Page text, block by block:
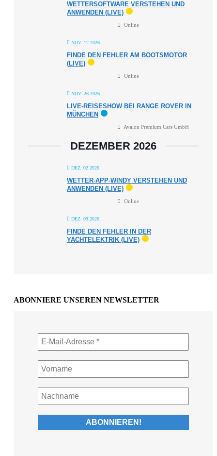
WETTERSOFTWARE VERSTEHEN UND
ANWENDEN (LIVE)
Online
NOV. 12 2026
FINDE DEN FEHLER AM BOOTSMOTOR
(LIVE)
Online
NOV. 26 2026
LIVE-REISESHOW BEI RANGE ROVER IN
MÜNCHEN
Avalon Premium Cars GmbH
DEZEMBER 2026
DEZ. 02 2026
WETTER-APP-WINDY VERSTEHEN UND
ANWENDEN (LIVE)
Online
DEZ. 09 2026
FINDE DEN FEHLER IN DER
YACHTELEKTRIK (LIVE)
ABONNIERE UNSEREN NEWSLETTER